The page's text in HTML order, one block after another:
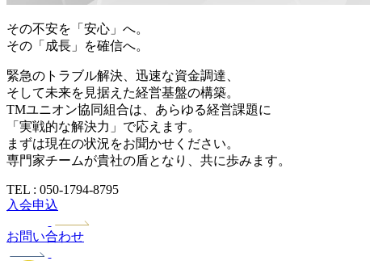
その不安を「安心」へ。
その「成長」を確信へ。
緊急のトラブル解決、迅速な資金調達、
そして未来を見据えた経営基盤の構築。
TMユニオン協同組合は、あらゆる経営課題に
「実戦的な解決力」で応えます。
まずは現在の状況をお聞かせください。
専門家チームが貴社の盾となり、共に歩みます。
TEL : 050-1794-8795
入会申込
お問い合わせ